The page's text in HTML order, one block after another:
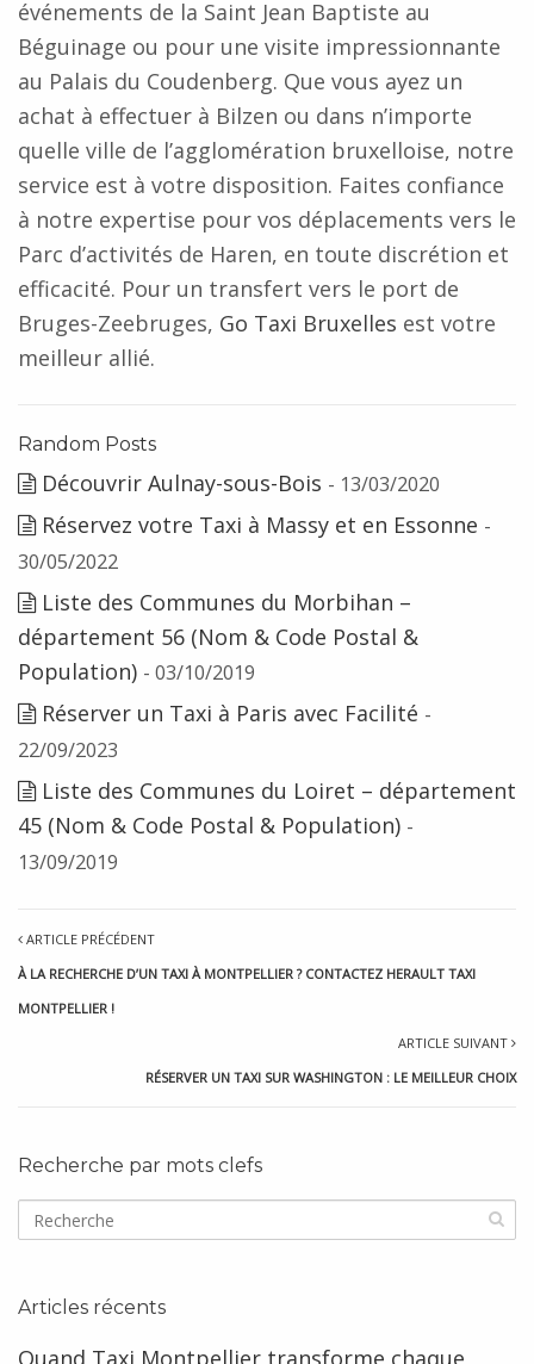
événements de la Saint Jean Baptiste au
Béguinage ou pour une visite impressionnante
au Palais du Coudenberg. Que vous ayez un
achat à effectuer à Bilzen ou dans n’importe
quelle ville de l’agglomération bruxelloise, notre
service est à votre disposition. Faites confiance
à notre expertise pour vos déplacements vers le
Parc d’activités de Haren, en toute discrétion et
efficacité. Pour un transfert vers le port de
Bruges-Zeebruges, Go Taxi Bruxelles est votre
meilleur allié.
Random Posts
Découvrir Aulnay-sous-Bois - 13/03/2020
Réservez votre Taxi à Massy et en Essonne -
30/05/2022
Liste des Communes du Morbihan –
département 56 (Nom & Code Postal &
Population) - 03/10/2019
Réserver un Taxi à Paris avec Facilité -
22/09/2023
Liste des Communes du Loiret – département
45 (Nom & Code Postal & Population) -
13/09/2019
ARTICLE PRÉCÉDENT
À LA RECHERCHE D’UN TAXI À MONTPELLIER ? CONTACTEZ HERAULT TAXI
MONTPELLIER !
ARTICLE SUIVANT
RÉSERVER UN TAXI SUR WASHINGTON : LE MEILLEUR CHOIX
Recherche par mots clefs
Articles récents
Quand Taxi Montpellier transforme chaque